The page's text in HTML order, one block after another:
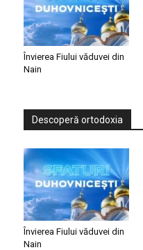
Învierea Fiului văduvei din
Nain
Descoperă ortodoxia
Învierea Fiului văduvei din
Nain